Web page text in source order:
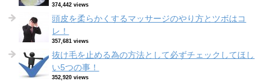
374,442 views
頭皮を柔らかくするマッサージのやり方とツボはコ
レ！
357,681 views
抜け毛を止める為の方法として必ずチェックしてほし
い5つの事！
352,920 views